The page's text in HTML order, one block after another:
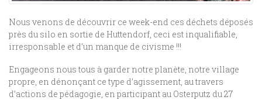
Nous venons de découvrir ce week-end ces déchets déposés
près du silo en sortie de Huttendorf, ceci est inqualifiable,
irresponsable et d’un manque de civisme !!!
Engageons nous tous à garder notre planète, notre village
propre, en dénonçant ce type d’agissement, au travers
d’actions de pédagogie, en participant au Osterputz du27